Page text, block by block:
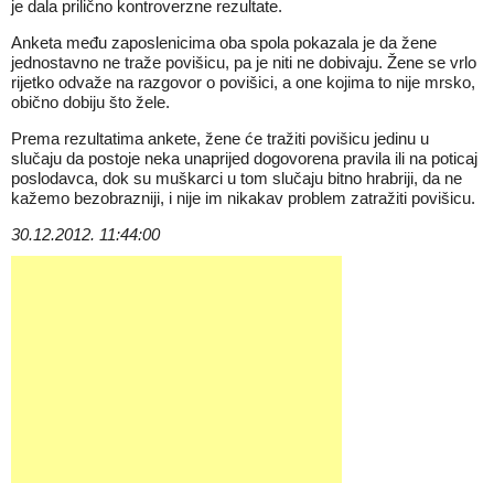
je dala prilično kontroverzne rezultate.
Anketa među zaposlenicima oba spola pokazala je da žene
jednostavno ne traže povišicu, pa je niti ne dobivaju. Žene se vrlo
rijetko odvaže na razgovor o povišici, a one kojima to nije mrsko,
obično dobiju što žele.
Prema rezultatima ankete, žene će tražiti povišicu jedinu u
slučaju da postoje neka unaprijed dogovorena pravila ili na poticaj
poslodavca, dok su muškarci u tom slučaju bitno hrabriji, da ne
kažemo bezobrazniji, i nije im nikakav problem zatražiti povišicu.
30.12.2012. 11:44:00